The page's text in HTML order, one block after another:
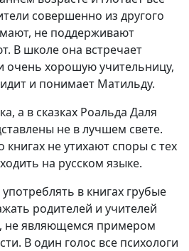
совершенно из другого
не поддерживают
В школе она встречает
очень хорошую учительницу,
и понимает Матильду.
а в сказках Роальда Даля
не в лучшем свете.
не утихают споры с тех
на русском языке.
в книгах грубые
родителей и учителей
не являющемся примером
В один голос все психологи